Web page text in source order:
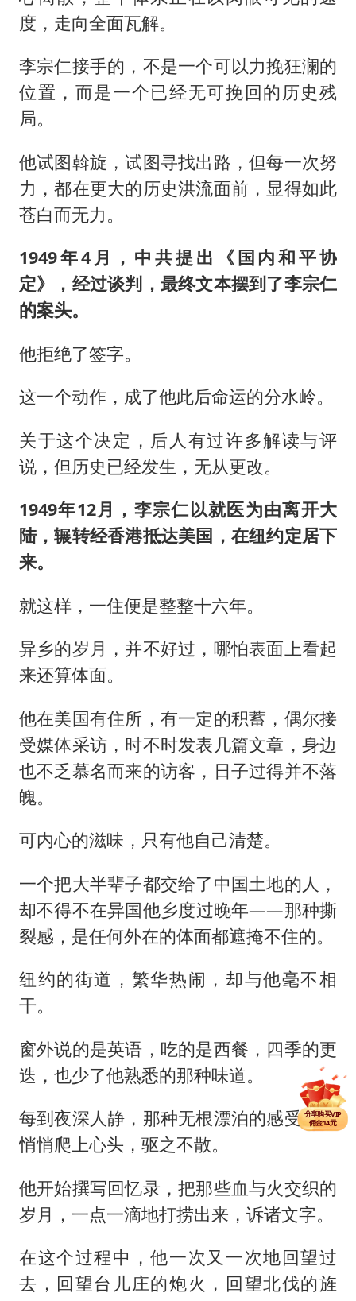
度，走向全面瓦解。
李宗仁接手的，不是一个可以力挽狂澜的
位置，而是一个已经无可挽回的历史残
局。
他试图斡旋，试图寻找出路，但每一次努
力，都在更大的历史洪流面前，显得如此
苍白而无力。
1949年4月，中共提出《国内和平协
定》，经过谈判，最终文本摆到了李宗仁
的案头。
他拒绝了签字。
这一个动作，成了他此后命运的分水岭。
关于这个决定，后人有过许多解读与评
说，但历史已经发生，无从更改。
1949年12月，李宗仁以就医为由离开大
陆，辗转经香港抵达美国，在纽约定居下
来。
就这样，一住便是整整十六年。
异乡的岁月，并不好过，哪怕表面上看起
来还算体面。
他在美国有住所，有一定的积蓄，偶尔接
受媒体采访，时不时发表几篇文章，身边
也不乏慕名而来的访客，日子过得并不落
魄。
可内心的滋味，只有他自己清楚。
一个把大半辈子都交给了中国土地的人，
却不得不在异国他乡度过晚年——那种撕
裂感，是任何外在的体面都遮掩不住的。
纽约的街道，繁华热闹，却与他毫不相
干。
窗外说的是英语，吃的是西餐，四季的更
迭，也少了他熟悉的那种味道。
每到夜深人静，那种无根漂泊的感受便会
悄悄爬上心头，驱之不散。
他开始撰写回忆录，把那些血与火交织的
岁月，一点一滴地打捞出来，诉诸文字。
在这个过程中，他一次又一次地回望过
去，回望台儿庄的炮火，回望北伐的旌
分享单篇
佣金2.5元
分享购买VIP
佣金14元